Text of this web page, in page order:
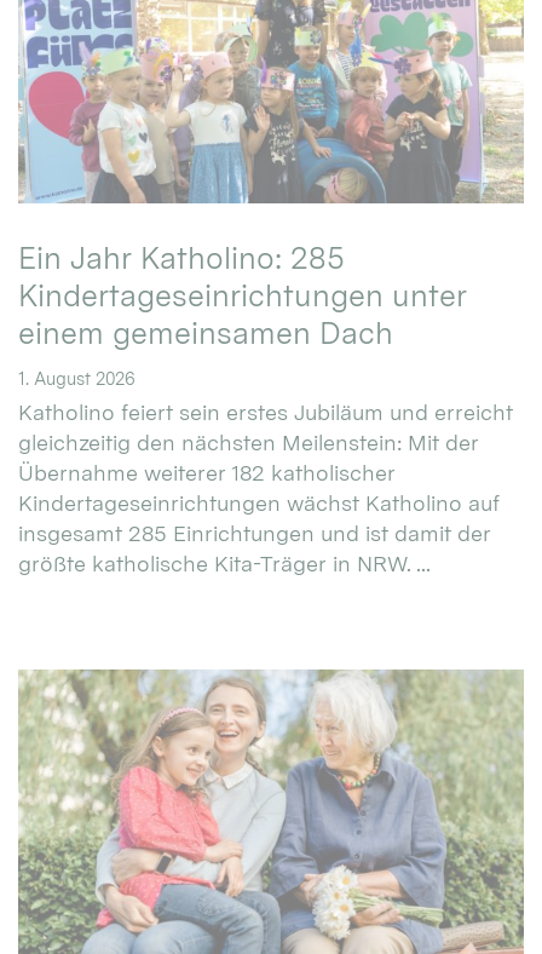
Ein Jahr Katholino: 285
Kindertageseinrichtungen unter
einem gemeinsamen Dach
1. August 2026
Katholino feiert sein erstes Jubiläum und erreicht
gleichzeitig den nächsten Meilenstein: Mit der
Übernahme weiterer 182 katholischer
Kindertageseinrichtungen wächst Katholino auf
insgesamt 285 Einrichtungen und ist damit der
größte katholische Kita-Träger in NRW. ...